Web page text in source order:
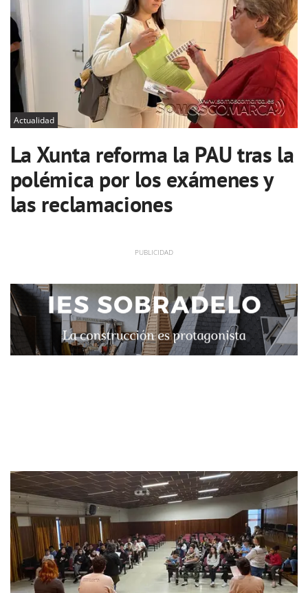
Actualidad
La Xunta reforma la PAU tras la
polémica por los exámenes y
las reclamaciones